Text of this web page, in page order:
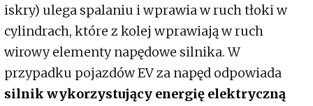
iskry) ulega spalaniu i wprawia w ruch tłoki w
cylindrach, które z kolej wprawiają w ruch
wirowy elementy napędowe silnika. W
przypadku pojazdów EV za napęd odpowiada
silnik wykorzystujący energię elektryczną